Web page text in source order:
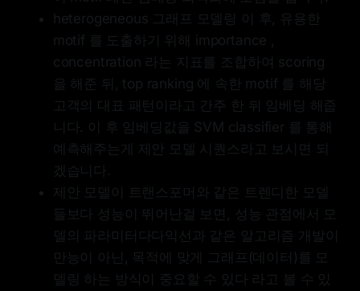
heterogeneous 그래프 모델링 이 후, 유용한
motif 를 도출하기 위해 importance ,
concentration 라는 지표를 조합하여 scoring
을 해준 뒤, top ranking 에 속한 motif 를 해당
고객의 대표 패턴이라고 간주 한 뒤 임베딩 해줍
니다. 이 후 임베딩값을 SVM classifier 를 통해
예측해주는게 제안 모델 시퀀스라고 보시면 되
겠습니다.
제안 모델이 트랜스포머와 같은 트렌디한 모델
들보다 성능이 뛰어난걸 보면, 성능 관점에서 모
델의 파라미터다다익선과 같은 알고리즘 개발이
만능이 아닌, 목적에 맞게 그래프(데이터)를 모
델링 하는 방식이 중요할 수 있다 라고 볼 수 있